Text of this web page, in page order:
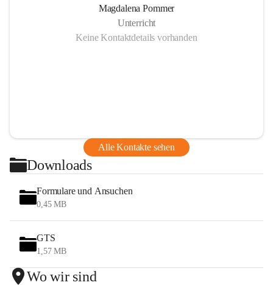
Magdalena Pommer
Unterricht
Keine Kontaktdetails vorhanden
Alle Kontakte sehen
Downloads
Formulare und Ansuchen
0,45 MB
GTS
1,57 MB
Wo wir sind